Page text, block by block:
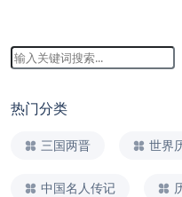
热门分类
三国两晋 世界
中国名人传记